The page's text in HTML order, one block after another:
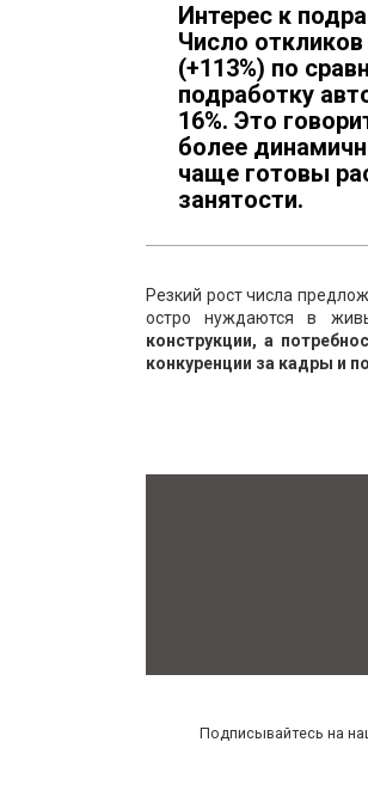
Интерес к
Число
(+113%) по
подработку
16%. Это
более
чаще готовы
занятости.
Резкий рост числа
остро нуждаются в
конструкции, а
конкуренции за кадры и
Подписывайтесь на